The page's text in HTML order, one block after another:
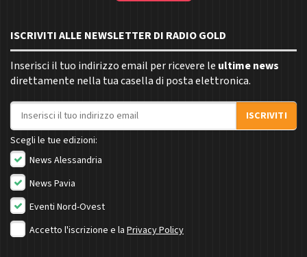
ISCRIVITI ALLE NEWSLETTER DI RADIO GOLD
Inserisci il tuo indirizzo email per ricevere le ultime news
direttamente nella tua casella di posta elettronica.
Indirizzo email
ISCRIVITI
Scegli le tue edizioni:
News Alessandria
News Pavia
Eventi Nord-Ovest
Accetto l'iscrizione e la Privacy Policy